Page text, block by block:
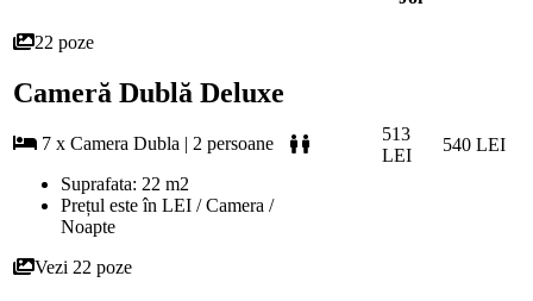
22 poze
Cameră Dublă Deluxe
7 x Camera Dubla | 2 persoane
Suprafata: 22 m2
Prețul este în LEI / Camera /
Noapte
Vezi 22 poze
513
LEI
540 LEI